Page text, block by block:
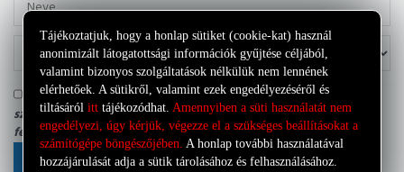
Tudomásul veszem, hogy az adatkezelő a most megadott
személyes adataimat a sajátAdatkezelési tájékoztatójának
feltételei szerint kezelheti.
FELIRATKOZÁS
Tájékoztatjuk, hogy a honlap sütiket (cookie-kat) használ
anonimizált látogatottsági információk gyűjtése céljából,
valamint bizonyos szolgáltatások nélkülük nem lennének
elérhetőek. A sütikről, valamint ezek engedélyezéséről és
tiltásáról itt tájékozódhat. Amennyiben a süti használatát nem
engedélyezi, úgy kérjük, végezze el a szükséges beállításokat a
számítógépe böngészőjében. A honlap további használatával
hozzájárulását adja a sütik tárolásához és felhasználásához.